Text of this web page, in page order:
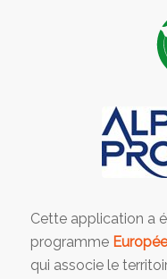
Cette application a
programme
qui associe le